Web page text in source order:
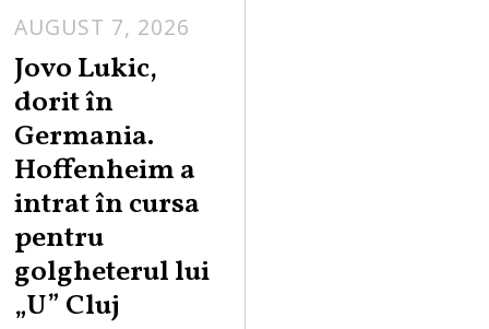
AUGUST 7, 2026
Jovo Lukic,
dorit în
Germania.
Hoffenheim a
intrat în cursa
pentru
golgheterul lui
„U” Cluj